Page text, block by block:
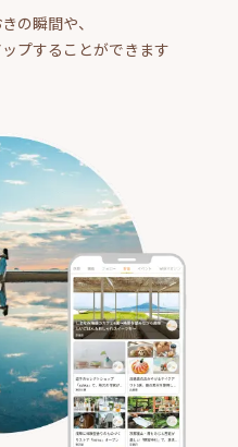
の瞬間や、
プすることができます